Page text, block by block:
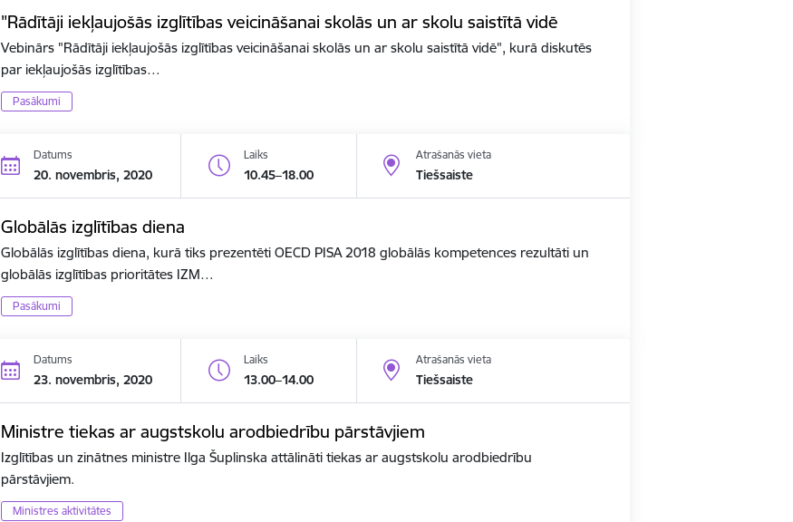
"Rādītāji iekļaujošās izglītības veicināšanai skolās un ar skolu saistītā vidē
Vebinārs "Rādītāji iekļaujošās izglītības veicināšanai skolās un ar skolu saistītā vidē", kurā diskutēs
par iekļaujošās izglītības…
Pasākumi
Datums
20. novembris, 2020
Laiks
10.45–18.00
Atrašanās vieta
Tiešsaiste
Globālās izglītības diena
Globālās izglītības diena, kurā tiks prezentēti OECD PISA 2018 globālās kompetences rezultāti un
globālās izglītības prioritātes IZM…
Pasākumi
Datums
23. novembris, 2020
Laiks
13.00–14.00
Atrašanās vieta
Tiešsaiste
Ministre tiekas ar augstskolu arodbiedrību pārstāvjiem
Izglītības un zinātnes ministre Ilga Šuplinska attālināti tiekas ar augstskolu arodbiedrību
pārstāvjiem.
Ministres aktivitātes